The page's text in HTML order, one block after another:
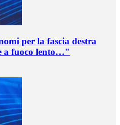
per la fascia destra
a fuoco lento…"